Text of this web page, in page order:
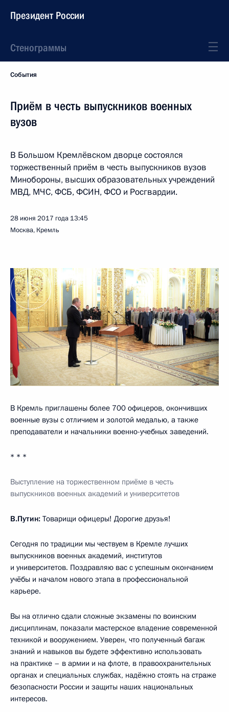
Президент России
Стенограммы
События
Приём в честь выпускников военных
вузов
В Большом Кремлёвском дворце состоялся
торжественный приём в честь выпускников вузов
Минобороны, высших образовательных учреждений
МВД, МЧС, ФСБ, ФСИН, ФСО и Росгвардии.
28 июня 2017 года 13:45
Москва, Кремль
В Кремль приглашены более 700 офицеров, окончивших
военные вузы с отличием и золотой медалью, а также
преподаватели и начальники военно-учебных заведений.
* * *
Выступление на торжественном приёме в честь
выпускников военных академий и университетов
В.Путин: Товарищи офицеры! Дорогие друзья!
Сегодня по традиции мы чествуем в Кремле лучших
выпускников военных академий, институтов
и университетов. Поздравляю вас с успешным окончанием
учёбы и началом нового этапа в профессиональной
карьере.
Вы на отлично сдали сложные экзамены по воинским
дисциплинам, показали мастерское владение современной
техникой и вооружением. Уверен, что полученный багаж
знаний и навыков вы будете эффективно использовать
на практике – в армии и на флоте, в правоохранительных
органах и специальных службах, надёжно стоять на страже
безопасности России и защиты наших национальных
интересов.